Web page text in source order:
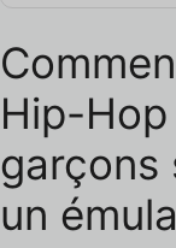
Hip-
garçons
un